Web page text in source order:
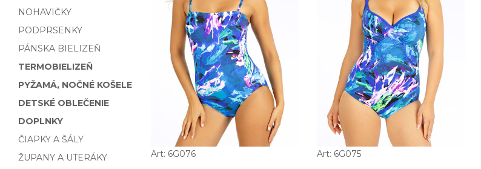
NOHAVIČKY
PODPRSENKY
PÁNSKA BIELIZEŇ
TERMOBIELIZEŇ
PYŽAMÁ, NOČNÉ KOŠELE
DETSKÉ OBLEČENIE
DOPLNKY
ČIAPKY A ŠÁLY
ŽUPANY A UTERÁKY
Art: 6G076 Art: 6G075